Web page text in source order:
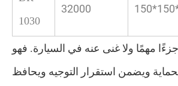
1030
32000
مهمًا ولا غنى عنه في السيارة. فهو
ويضمن استقرار التوجيه ويحافظ